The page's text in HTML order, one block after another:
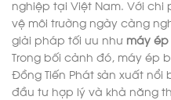
nghiệp tại Việt Nam. Với
vệ môi trường ngày càng
giải pháp tối ưu như máy
Trong bối cảnh đó, máy ép
Đồng Tiến Phát sản xuất
đầu tư hợp lý và khả năng